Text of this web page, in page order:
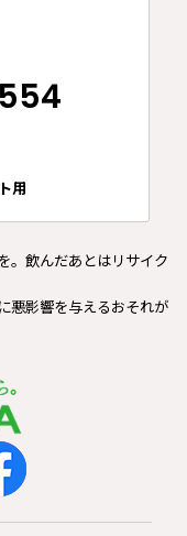
ト パープルクイ
す。詳しくはこち
届け遅延について
しました。ありが
用
。飲んだあとはリサイク
悪影響を与えるおそれが